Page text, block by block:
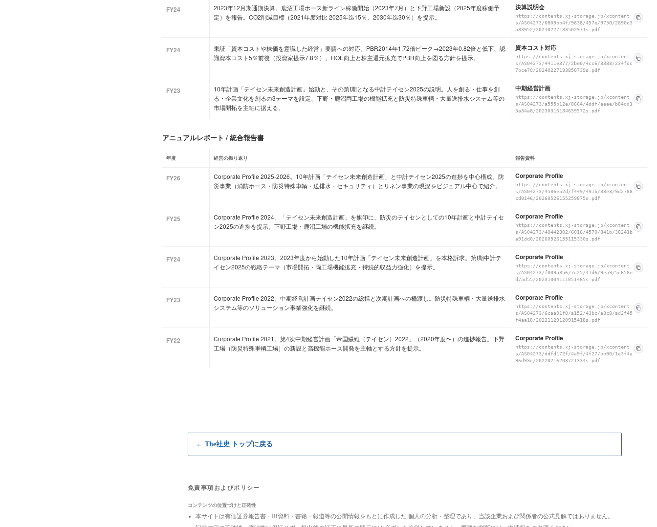
FY24
2023年12月期通期決算。鹿沼工場ホース新ライン稼働開始（2023年7月）と下野工場新設（2025年度稼働予
定）を報告。CO2削減目標（2021年度対比 2025年迄15％、2030年迄30％）を提示。
決算説明会
https://contents.xj-storage.jp/xcontent
s/AS04273/0809bb4f/9838/457e/9750/2890c3
a83952/20240227183502971s.pdf
FY24
東証「資本コストや株価を意識した経営」要請への対応。PBR2014年1.72倍ピーク→2023年0.82倍と低下、認
識資本コスト5％前後（投資家提示7.8％）。ROE向上と株主還元拡充でPBR向上を図る方針を提示。
資本コスト対応
https://contents.xj-storage.jp/xcontent
s/AS04273/4411e377/2be0/4cc6/8388/234fdc
7bce70/20240227183850739s.pdf
FY23
10年計画「テイセン未来創造計画」始動と、その第I期となる中計テイセン2025の説明。人を創る・仕事を創
る・企業文化を創るの3テーマを設定、下野・鹿沼両工場の機能拡充と防災特殊車輌・大量送排水システム等の
市場開拓を主軸に据える。
中期経営計画
https://contents.xj-storage.jp/xcontent
s/AS04273/a555b12e/8664/4ddf/aaae/b84dd1
5a34a8/20230316184659572s.pdf
アニュアルレポート / 統合報告書
年度 経営の振り返り 報告資料
FY26
Corporate Profile 2025-2026。10年計画「テイセン未来創造計画」と中計テイセン2025の進捗を中心構成。防
災事業（消防ホース・防災特殊車輌・送排水・セキュリティ）とリネン事業の現況をビジュアル中心で紹介。
Corporate Profile
https://contents.xj-storage.jp/xcontent
s/AS04273/4586ea2d/f449/491b/88e3/9d2788
cd0146/20260526155259875s.pdf
FY25
Corporate Profile 2024。「テイセン未来創造計画」を旗印に、防災のテイセンとしての10年計画と中計テイセ
ン2025の進捗を提示。下野工場・鹿沼工場の機能拡充を継続。
Corporate Profile
https://contents.xj-storage.jp/xcontent
s/AS04273/40442802/6016/4570/841b/38241b
a91dd0/20260526155115330s.pdf
FY24
Corporate Profile 2023。2023年度から始動した10年計画「テイセン未来創造計画」を本格訴求。第I期中計テ
イセン2025の戦略テーマ（市場開拓・両工場機能拡充・持続的収益力強化）を提示。
Corporate Profile
https://contents.xj-storage.jp/xcontent
s/AS04273/f009a856/7c25/41d6/9ea9/5c658e
d7ad55/20231004111051465s.pdf
FY23
Corporate Profile 2022。中期経営計画テイセン2022の総括と次期計画への橋渡し。防災特殊車輌・大量送排水
システム等のソリューション事業強化を継続。
Corporate Profile
https://contents.xj-storage.jp/xcontent
s/AS04273/6caa91f0/a152/43bc/a3c8/ad2f45
f4aa18/20221129120915418s.pdf
FY22
Corporate Profile 2021。第4次中期経営計画「帝国繊維（テイセン）2022」（2020年度〜）の進捗報告。下野
工場（防災特殊車輌工場）の新設と高機能ホース開発を主軸とする方針を提示。
Corporate Profile
https://contents.xj-storage.jp/xcontent
s/AS04273/ddfd172f/4a9f/4f27/bb90/1e3f4a
96d93c/20220216203721334s.pdf
← The社史 トップに戻る
免責事項およびポリシー
コンテンツの位置づけと正確性
本サイトは有価証券報告書・IR資料・書籍・報道等の公開情報をもとに作成した 個人の分析・整理であり、当該企業および関係者の公式見解ではありません。